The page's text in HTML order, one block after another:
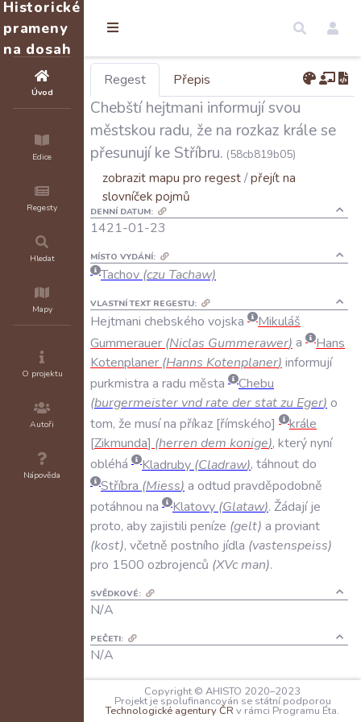
Historické
prameny
na dosah
Úvod
Edice
Regesty
Hledat
Mapy
O projektu
Autoři
Nápověda
Regest Přepis
Chebští hejtmani informují svou
městskou radu, že na rozkaz krále se
přesunují ke Stříbru. (58cb819b05)
zobrazit mapu pro regest/přejít na
slovníček pojmů
DENNÍ DATUM:
1421-01-23
MÍSTO VYDÁNÍ:
Tachov (czu Tachaw)
VLASTNÍ TEXT REGESTU:
Hejtmani chebského vojska
Mikuláš
Gummerauer (Niclas Gummerawer) a
Hans
Kotenplaner (Hanns Kotenplaner) informují
purkmistra a radu města
Chebu
(burgermeister vndrate derstatzu Eger) o
tom, že musína příkaz římského
krále
Zikmunda (herren dem konige), kterýnyní
obléhá
Kladruby (Cladraw), táhnoutdo
Stříbra (Miess) a odtud pravděpodobně
potáhnou na Klatovy (Glataw). Žádají je
proto, aby zajistili peníze (gelt) a proviant
(kost), včetně postního jídla (vastenspeiss)
pro 1500 ozbrojenců (XVcman).
SVĚDKOVÉ:
N/A
PEČETI:
N/A
KANCELÁŘSKÉ POZNÁMKY:
Na plice vpravo: Niclas Gummerawer
Copyright © AHISTO 2020–2023
Projekt je spolufinancován se státní podporou
Technologické agentury ČR v rámci Programu Éta.